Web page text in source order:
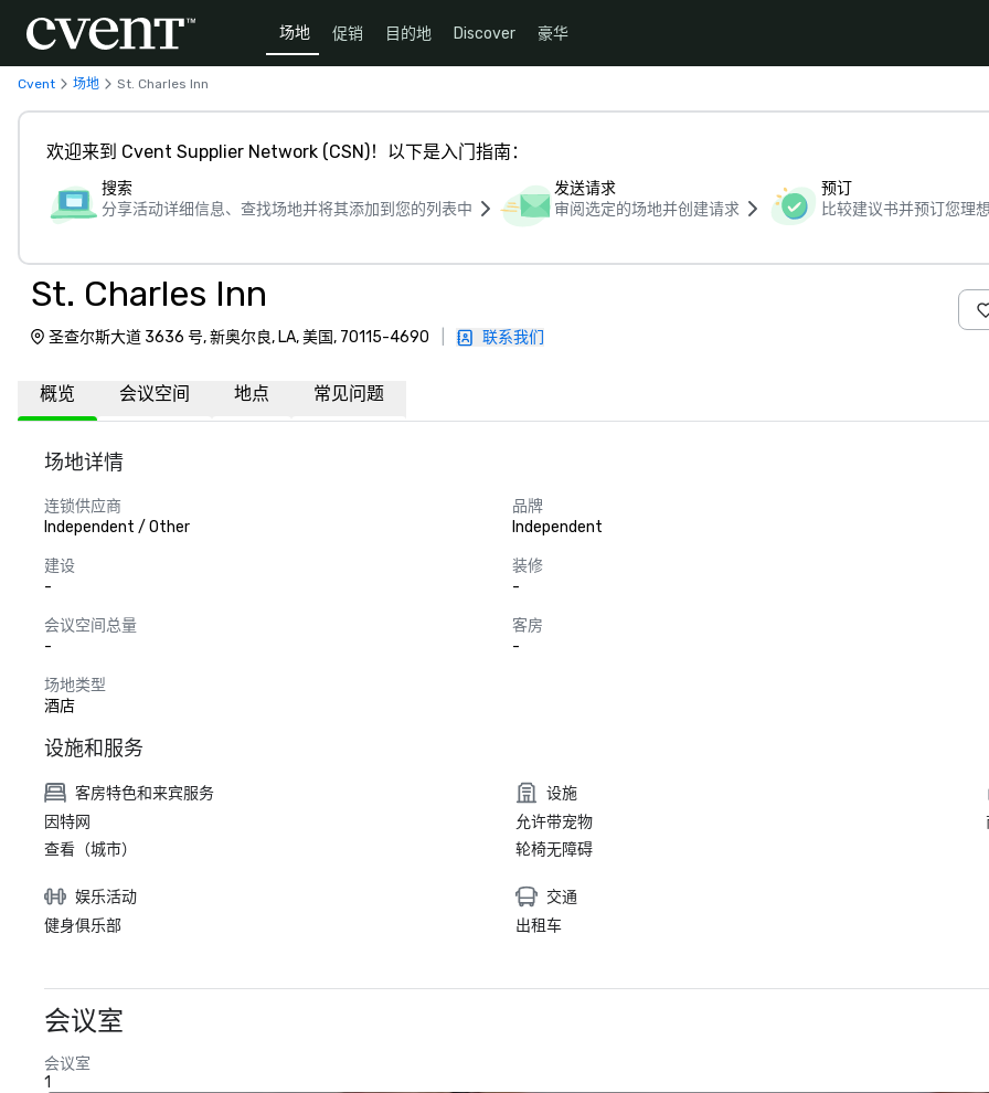
场地 促销 目的地 Discover 豪华
Cvent 场地 St. Charles Inn
欢迎来到 Cvent Supplier Network (CSN)！以下是入门指南：
搜索
分享活动详细信息、查找场地并将其添加到您的列表中
发送请求
审阅选定的场地并创建请求
预订
比较建议书并预订您理
St. Charles Inn
圣查尔斯大道 3636 号, 新奥尔良, LA, 美国, 70115-4690 联系我们
概览 会议空间 地点 常见问题
场地详情
连锁供应商
Independent / Other
品牌
Independent
建设
-
装修
-
会议空间总量
-
客房
-
场地类型
酒店
设施和服务
客房特色和来宾服务
因特网
查看（城市）
设施
允许带宠物
轮椅无障碍
娱乐活动
健身俱乐部
交通
出租车
会议室
会议室
1